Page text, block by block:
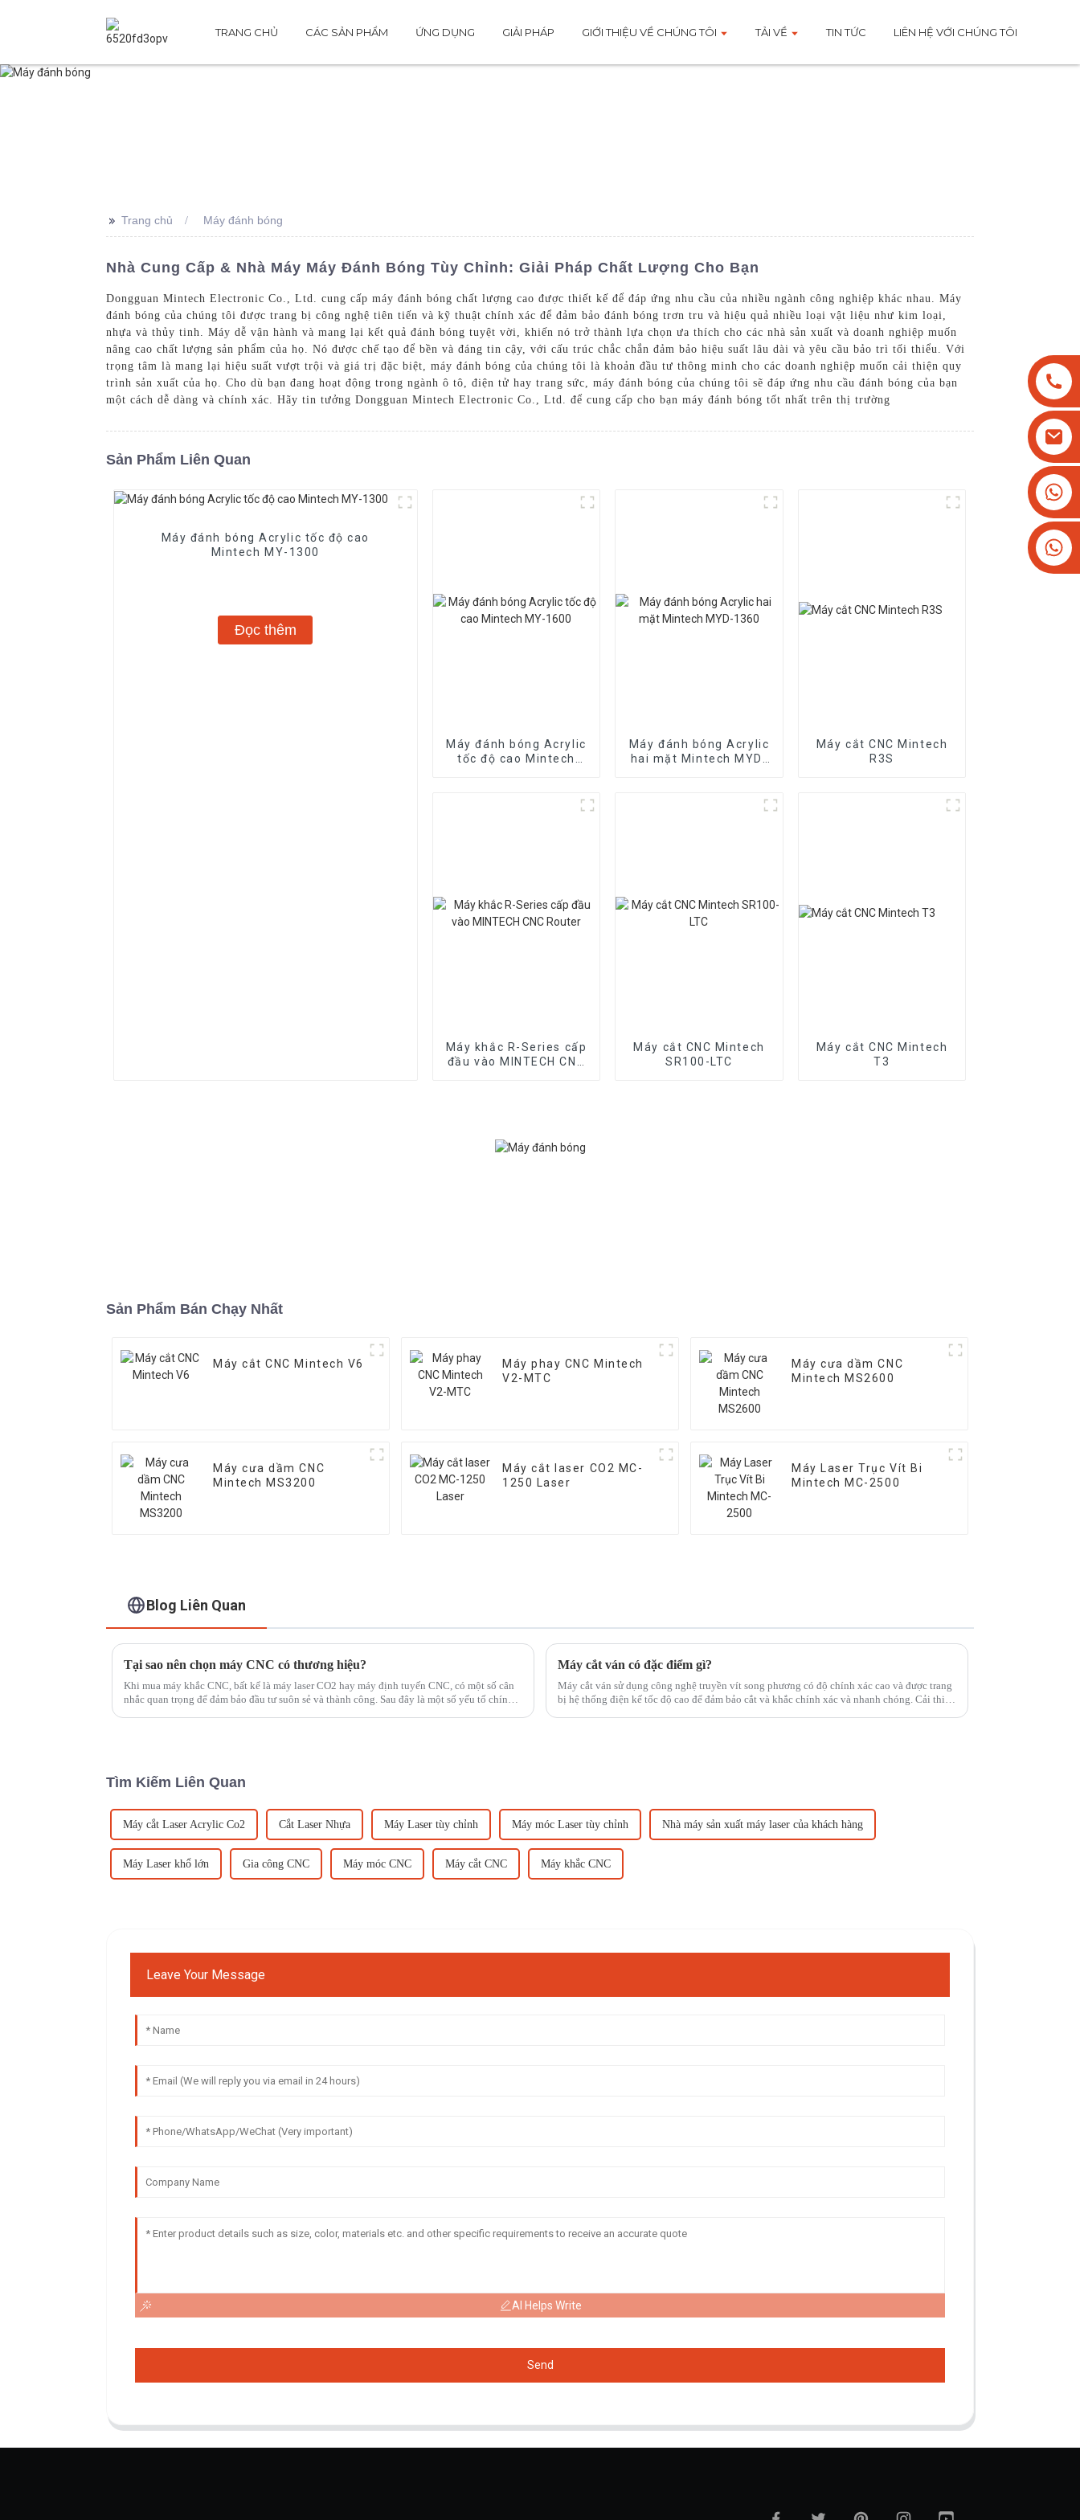
TRANG CHỦ CÁC SẢN PHẨM ỨNG DỤNG GIẢI PHÁP GIỚI THIỆU VỀ CHÚNG TÔI TẢI VỀ TIN TỨC LIÊN HỆ VỚI CHÚNG TÔI
+16266628193
>> Trang chủ Máy đánh bóng
Nhà Cung Cấp & Nhà Máy Máy Đánh Bóng Tùy Chỉnh: Giải Pháp Chất Lượng Cho Bạn
Dongguan Mintech Electronic Co., Ltd. cung cấp máy đánh bóng chất lượng cao được thiết kế để đáp ứng nhu cầu của nhiều ngành công nghiệp khác nhau. Máy
đánh bóng của chúng tôi được trang bị công nghệ tiên tiến và kỹ thuật chính xác để đảm bảo đánh bóng trơn tru và hiệu quả nhiều loại vật liệu như kim loại,
nhựa và thủy tinh. Máy dễ vận hành và mang lại kết quả đánh bóng tuyệt vời, khiến nó trở thành lựa chọn ưa thích cho các nhà sản xuất và doanh nghiệp muốn
nâng cao chất lượng sản phẩm của họ. Nó được chế tạo để bền và đáng tin cậy, với cấu trúc chắc chắn đảm bảo hiệu suất lâu dài và yêu cầu bảo trì tối thiểu. Với
trọng tâm là mang lại hiệu suất vượt trội và giá trị đặc biệt, máy đánh bóng của chúng tôi là khoản đầu tư thông minh cho các doanh nghiệp muốn cải thiện quy
trình sản xuất của họ. Cho dù bạn đang hoạt động trong ngành ô tô, điện tử hay trang sức, máy đánh bóng của chúng tôi sẽ đáp ứng nhu cầu đánh bóng của bạn
một cách dễ dàng và chính xác. Hãy tin tưởng Dongguan Mintech Electronic Co., Ltd. để cung cấp cho bạn máy đánh bóng tốt nhất trên thị trường
Sản Phẩm Liên Quan
Máy đánh bóng Acrylic tốc độ cao
Mintech MY-1300
Đọc thêm
Máy đánh bóng Acrylic
tốc độ cao Mintech
Máy đánh bóng Acrylic
hai mặt Mintech MYD-
Máy cắt CNC Mintech
R3S
Máy khắc R-Series cấp
đầu vào MINTECH CNC
Máy cắt CNC Mintech
SR100-LTC
Máy cắt CNC Mintech
T3
Sản Phẩm Bán Chạy Nhất
Máy cắt CNC Mintech V6
Máy phay CNC Mintech
V2-MTC
Máy cưa dầm CNC
Mintech MS2600
Máy cưa dầm CNC
Mintech MS3200
Máy cắt laser CO2 MC-
1250 Laser
Máy Laser Trục Vít Bi
Mintech MC-2500
Blog Liên Quan
Tại sao nên chọn máy CNC có thương hiệu?
Khi mua máy khắc CNC, bất kể là máy laser CO2 hay máy định tuyến CNC, có một số cân
nhắc quan trọng để đảm bảo đầu tư suôn sẻ và thành công. Sau đây là một số yếu tố chính
Máy cắt ván có đặc điểm gì?
Máy cắt ván sử dụng công nghệ truyền vít song phương có độ chính xác cao và được trang
bị hệ thống điện kế tốc độ cao để đảm bảo cắt và khắc chính xác và nhanh chóng. Cải thiện
Tìm Kiếm Liên Quan
Máy cắt Laser Acrylic Co2 Cắt Laser Nhựa Máy Laser tùy chỉnh Máy móc Laser tùy chỉnh Nhà máy sản xuất máy laser của khách hàng
Máy Laser khổ lớn Gia công CNC Máy móc CNC Máy cắt CNC Máy khắc CNC
Leave Your Message
AI Helps Write
Send